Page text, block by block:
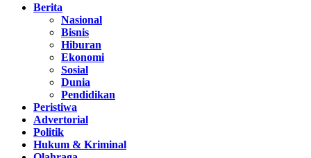
Berita
Nasional
Bisnis
Hiburan
Ekonomi
Sosial
Dunia
Pendidikan
Peristiwa
Advertorial
Politik
Hukum & Kriminal